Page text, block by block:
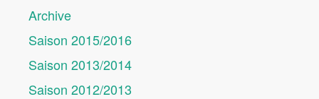
Archive
Saison 2015/2016
Saison 2013/2014
Saison 2012/2013